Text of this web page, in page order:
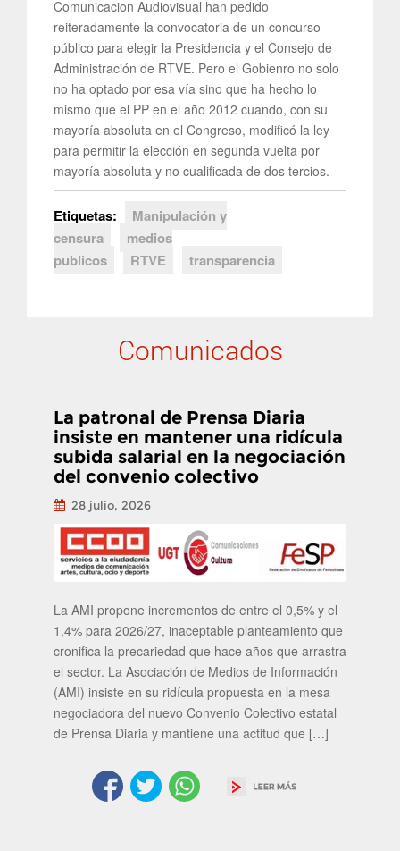
Comunicacion Audiovisual han pedido
reiteradamente la convocatoria de un concurso
público para elegir la Presidencia y el Consejo de
Administración de RTVE. Pero el Gobienro no solo
no ha optado por esa vía sino que ha hecho lo
mismo que el PP en el año 2012 cuando, con su
mayoría absoluta en el Congreso, modificó la ley
para permitir la elección en segunda vuelta por
mayoría absoluta y no cualificada de dos tercios.
Etiquetas:
Manipulación y
censura
medios
publicos
RTVE transparencia
Comunicados
La patronal de Prensa Diaria
insiste en mantener una ridícula
subida salarial en la negociación
del convenio colectivo
28 julio, 2026
La AMI propone incrementos de entre el 0,5% y el
1,4% para 2026/27, inaceptable planteamiento que
cronifica la precariedad que hace años que arrastra
el sector. La Asociación de Medios de Información
(AMI) insiste en su ridícula propuesta en la mesa
negociadora del nuevo Convenio Colectivo estatal
de Prensa Diaria y mantiene una actitud que […]